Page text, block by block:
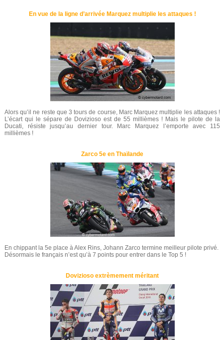
En vue de la ligne d’arrivée Marquez multiplie les attaques !
Alors qu’il ne reste que 3 tours de course, Marc Marquez multiplie les attaques !
L’écart qui le sépare de Dovizioso est de 55 millièmes ! Mais le pilote de la
Ducati, résiste jusqu’au dernier tour. Marc Marquez l’emporte avec 115
millièmes !
Zarco 5e en Thaïlande
En chippant la 5e place à Alex Rins, Johann Zarco termine meilleur pilote privé.
Désormais le français n’est qu’à 7 points pour entrer dans le Top 5 !
Dovizioso extrèmement méritant